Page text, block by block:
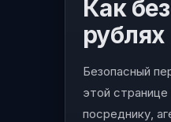
Как
рублях
Безопасный
этой
посреднику,